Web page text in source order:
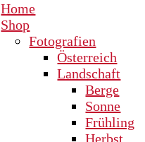
Home
Shop
Fotografien
Österreich
Landschaft
Berge
Sonne
Frühling
Herbst